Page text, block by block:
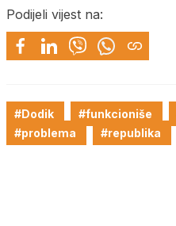
Podijeli vijest na:
#Dodik #funkcioniše
#problema
#republika